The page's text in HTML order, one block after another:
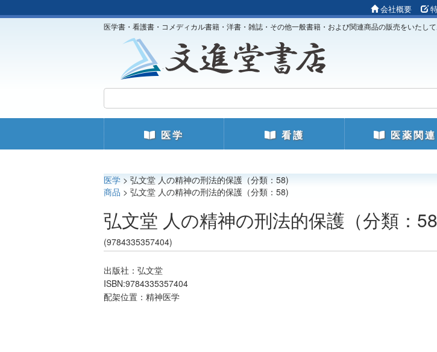
会社概要
医学書・看護書・コメディカル書籍・洋書・雑誌・その他一般書籍・および関連商品の販売をいたして
医学 看護 医薬関連
医学 > 弘文堂 人の精神の刑法的保護（分類：58)
商品 > 弘文堂 人の精神の刑法的保護（分類：58)
弘文堂 人の精神の刑法的保護（分類：
(9784335357404)
出版社：弘文堂
ISBN:9784335357404
配架位置：精神医学